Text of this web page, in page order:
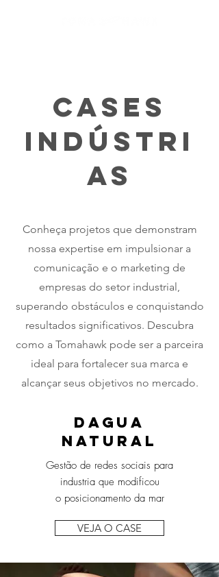
Cases
indústri
as
Conheça projetos que demonstram
nossa expertise em impulsionar a
comunicação e o marketing de
empresas do setor industrial,
superando obstáculos e conquistando
resultados significativos. Descubra
como a Tomahawk pode ser a parceira
ideal para fortalecer sua marca e
alcançar seus objetivos no mercado.
Dagua
Natural
Gestão de redes sociais para
industria que modificou
o posicionamento da mar
VEJA O CASE